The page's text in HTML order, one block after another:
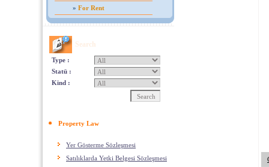
» For Rent
Search
Type :
Statü :
Kind :
Property Law
Yer Gösterme Sözleşmesi
Satılıklarda Yetki Belgesi Sözleşmesi